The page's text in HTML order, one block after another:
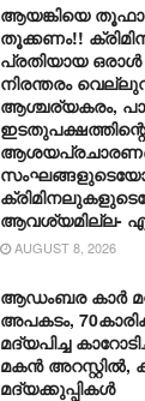
ആയങ്കിയെ
തൂക്കണം!!
പ്രതിയായ
നിരന്തരം
ആശ്ചര്യകരം,
ആവശ്യമില്ല-
AUGUST 8, 2026
ആഡംബര കാര്‍ മറ്റ്
അപകടം,
മദ്യപിച്ച
മകന്‍ അറസ്റ്റില്‍,
മദ്യക്കുപ്പികള്‍